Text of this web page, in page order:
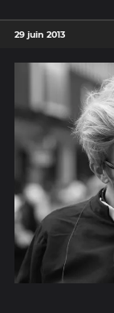
29 juin 2013